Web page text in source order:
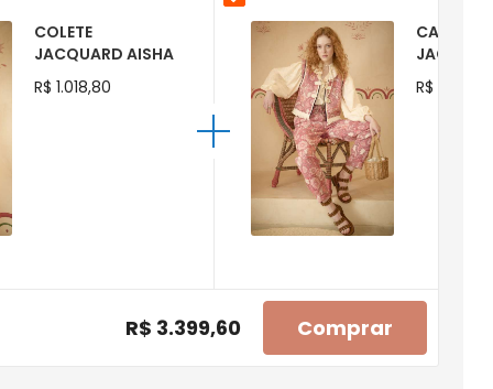
COLETE
JACQUARD AISHA
R$ 1.018,80
CALÇA
R$ 973,80
R$ 3.399,60 Comprar